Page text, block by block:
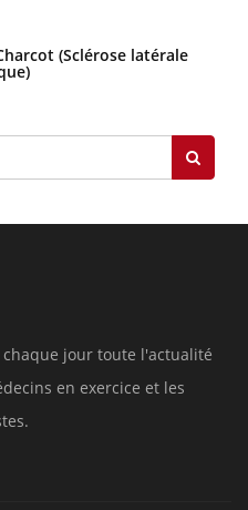
(Sclérose latérale
jour toute l'actualité
en exercice et les